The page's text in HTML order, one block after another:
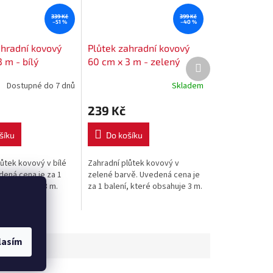
339 Kč
–51 %
kovový
m - bílý
Dostupné do 7 dnů
kovový v bílé
cena je za 1
obsahuje 3 m.
399 Kč
–40 %
Plůtek zahradní kovový
60 cm x 3 m - zelený
Skladem
239 Kč
Do košíku
Zahradní plůtek kovový v
zelené barvě. Uvedená cena je
za 1 balení, které obsahuje 3 m.
Další
produkt